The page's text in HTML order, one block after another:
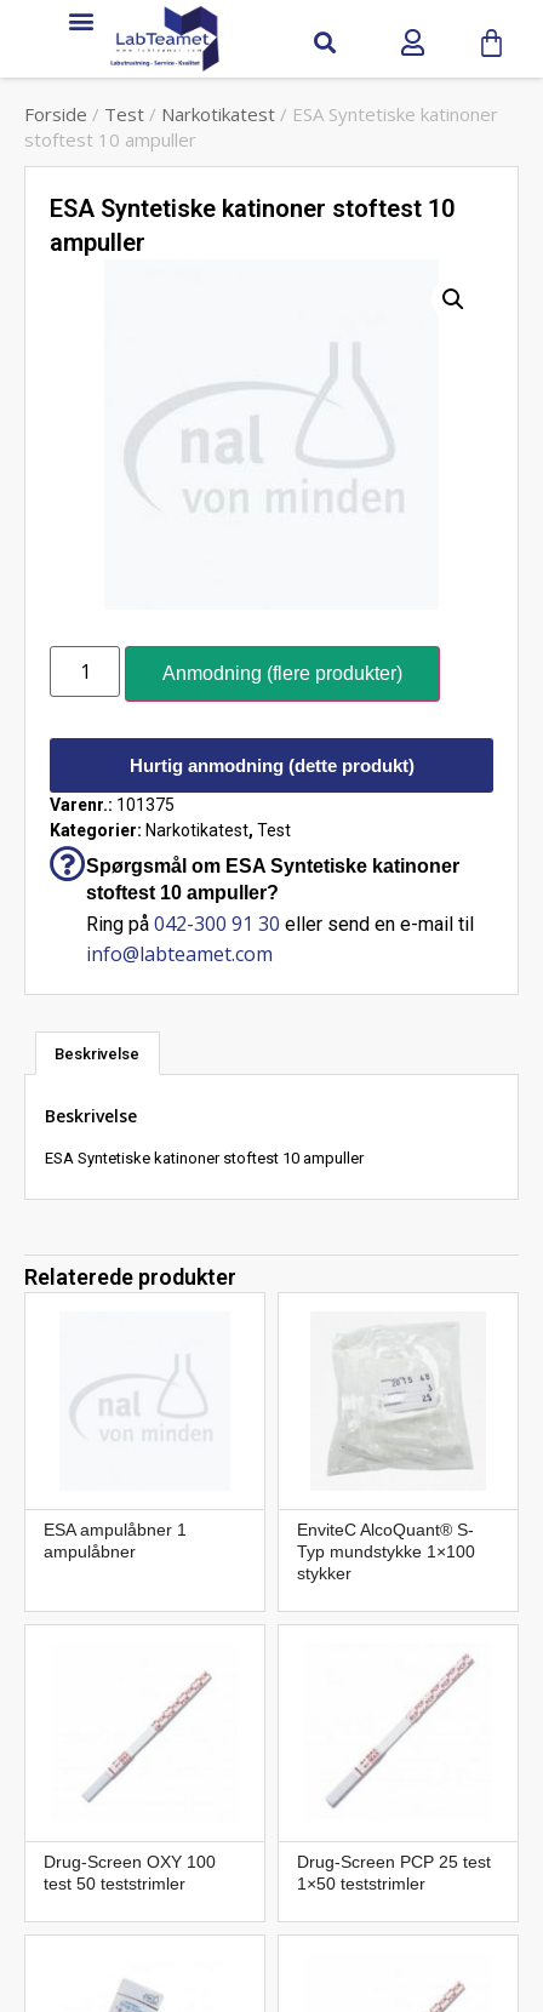
Forside / Test / Narkotikatest / ESA Syntetiske katinoner
stoftest 10 ampuller
ESA Syntetiske katinoner stoftest 10
ampuller
Anmodning (flere produkter)
Hurtig anmodning (dette produkt)
Varenr.: 101375
Kategorier: Narkotikatest, Test
Spørgsmål om ESA Syntetiske katinoner
stoftest 10 ampuller?
Ring på 042-300 91 30 eller send en e-mail til
info@labteamet.com
Beskrivelse
Beskrivelse
ESA Syntetiske katinoner stoftest 10 ampuller
Relaterede produkter
ESA ampulåbner 1
ampulåbner
EnviteC AlcoQuant® S-
Typ mundstykke 1×100
stykker
Drug-Screen OXY 100
test 50 teststrimler
Drug-Screen PCP 25 test
1×50 teststrimler